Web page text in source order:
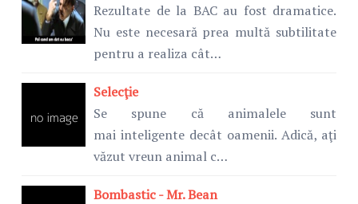
Rezultate de la BAC au fost dramatice.
Nu este necesară prea multă subtilitate
pentru a realiza cât…
Selecţie
Se spune că animalele sunt
mai inteligente decât oamenii. Adică, aţi
văzut vreun animal c…
Bombastic - Mr. Bean